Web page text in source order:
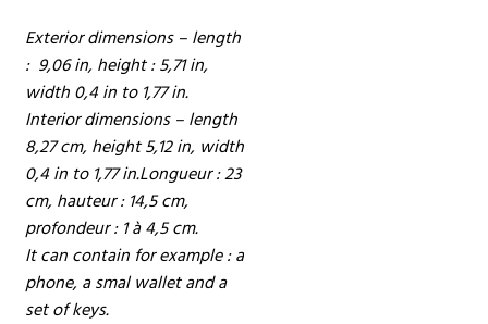
Exterior dimensions – length
: 9,06 in, height : 5,71 in,
width 0,4 in to 1,77 in.
Interior dimensions – length
8,27 cm, height 5,12 in, width
0,4 in to 1,77 in.Longueur : 23
cm, hauteur : 14,5 cm,
profondeur : 1 à 4,5 cm.
It can contain for example : a
phone, a smal wallet and a
set of keys.